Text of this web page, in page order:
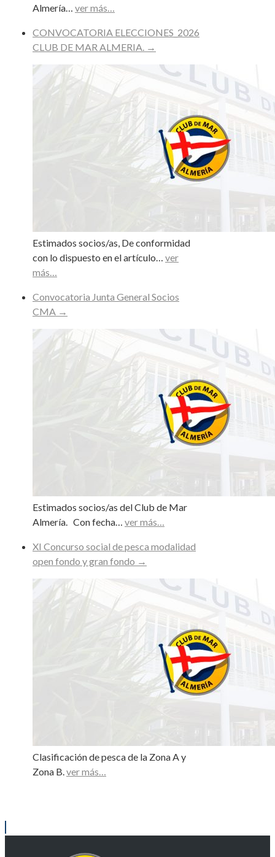
Almería… ver más…
CONVOCATORIA ELECCIONES_2026
CLUB DE MAR ALMERIA. →
Estimados socios/as, De conformidad
con lo dispuesto en el artículo… ver
más…
Convocatoria Junta General Socios
CMA →
Estimados socios/as del Club de Mar
Almería. Con fecha… ver más…
XI Concurso social de pesca modalidad
open fondo y gran fondo →
Clasificación de pesca de la Zona A y
Zona B.ver más…